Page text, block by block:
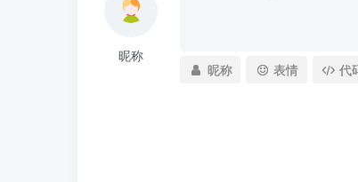
昵称
昵称 表情 代